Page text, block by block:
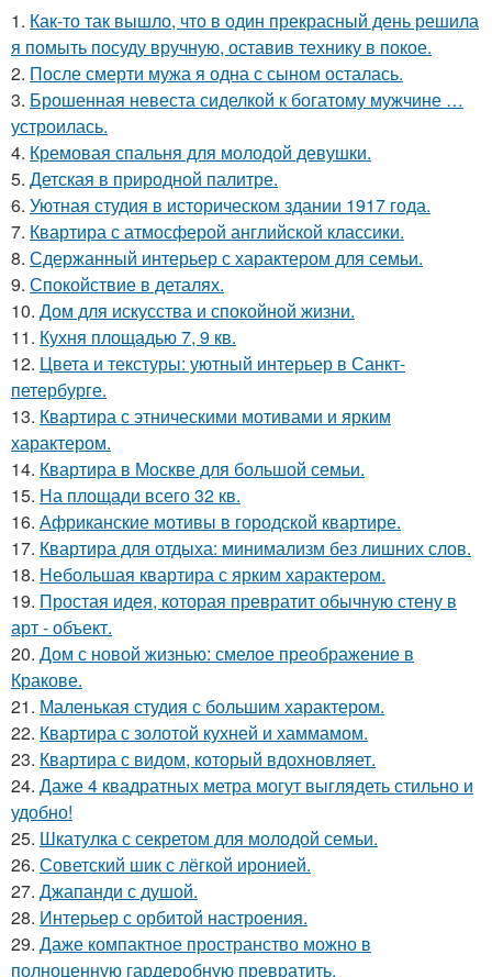
1. Как-то так вышло, что в один прекрасный день решила
я помыть посуду вручную, оставив технику в покое.
2. После смерти мужа я одна с сыном осталась.
3. Брошенная невеста сиделкой к богатому мужчине …
устроилась.
4. Кремовая спальня для молодой девушки.
5. Детская в природной палитре.
6. Уютная студия в историческом здании 1917 года.
7. Квартира с атмосферой английской классики.
8. Сдержанный интерьер с характером для семьи.
9. Спокойствие в деталях.
10. Дом для искусства и спокойной жизни.
11. Кухня площадью 7, 9 кв.
12. Цвета и текстуры: уютный интерьер в Санкт-
петербурге.
13. Квартира с этническими мотивами и ярким
характером.
14. Квартира в Москве для большой семьи.
15. На площади всего 32 кв.
16. Африканские мотивы в городской квартире.
17. Квартира для отдыха: минимализм без лишних слов.
18. Небольшая квартира с ярким характером.
19. Простая идея, которая превратит обычную стену в
арт - объект.
20. Дом с новой жизнью: смелое преображение в
Кракове.
21. Маленькая студия с большим характером.
22. Квартира с золотой кухней и хаммамом.
23. Квартира с видом, который вдохновляет.
24. Даже 4 квадратных метра могут выглядеть стильно и
удобно!
25. Шкатулка с секретом для молодой семьи.
26. Советский шик с лёгкой иронией.
27. Джапанди с душой.
28. Интерьер с орбитой настроения.
29. Даже компактное пространство можно в
полноценную гардеробную превратить.